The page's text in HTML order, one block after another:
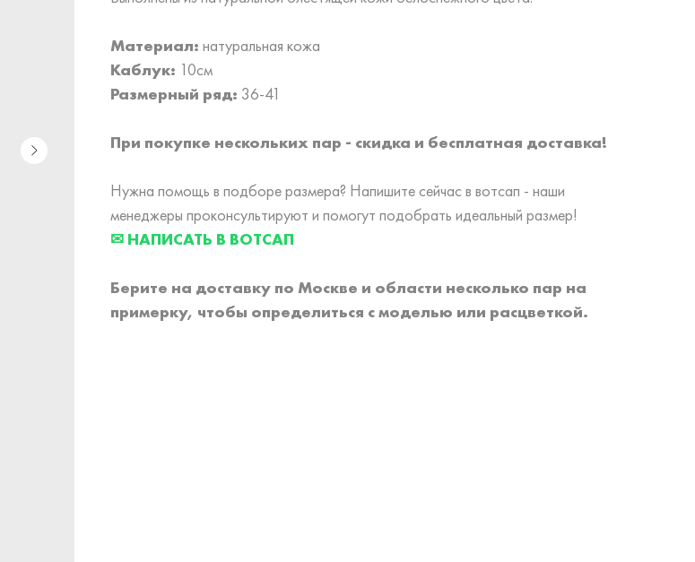
Материал: натуральная кожа
Каблук: 10см
Размерный ряд: 36-41
При покупке нескольких пар - скидка и бесплатная доставка!
Нужна помощь в подборе размера? Напишите сейчас в вотсап - наши
менеджеры проконсультируют и помогут подобрать идеальный размер!
✉ НАПИСАТЬ В ВОТСАП
Берите на доставку по Москве и области несколько пар на
примерку, чтобы определиться с моделью или расцветкой.